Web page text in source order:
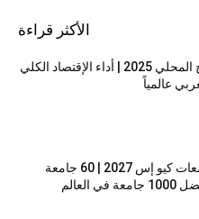
الأكثر قراءة
إجمالي الناتج المحلي 2025 | أداء الإقتصاد الكلي
عالمياً
تصنيف الجامعات كيو إس 2027 | 60 جامعة
العالم